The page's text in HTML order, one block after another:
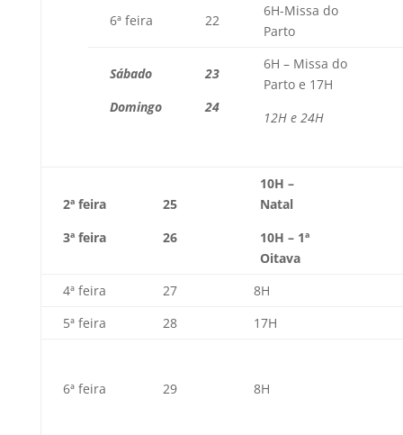
6ª feira 22
6H-Missa do
Parto
Sábado
Domingo
23
24
6H – Missa do
Parto e 17H
12H e 24H
2ª feira
3ª feira
25
26
10H –
Natal
10H – 1ª
Oitava
4ª feira
27
8H
5ª feira
28 17H
6ª feira 29 8H